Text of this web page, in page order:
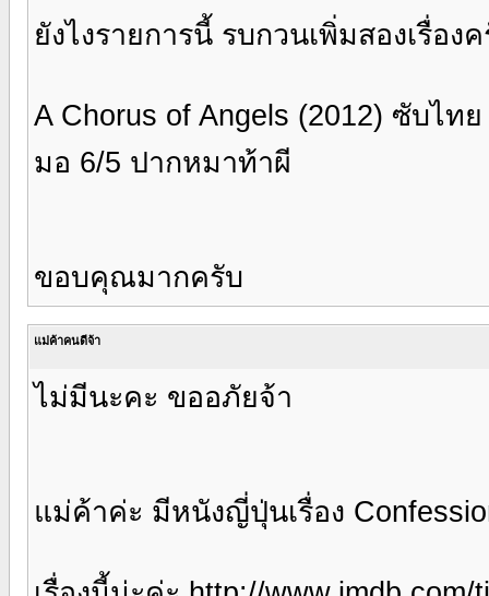
ยังไงรายการนี้ รบกวนเพิ่มสองเรื่อง
A Chorus of Angels (2012) ซับไทย
มอ 6/5 ปากหมาท้าผี
ขอบคุณมากครับ
แม่ค้าคนดีจ้า
ไม่มีนะคะ ขออภัยจ้า
แม่ค้าค่ะ มีหนังญี่ปุ่นเรื่อง